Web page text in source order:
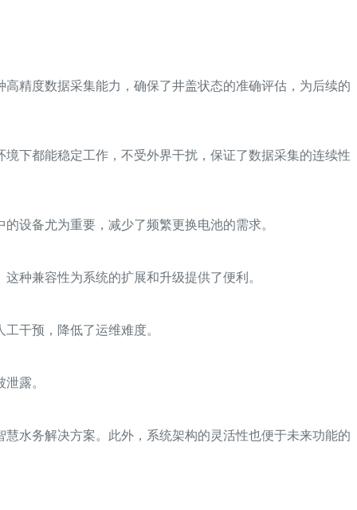
精度数据采集能力，确保了井盖状态的准确评估，为后续的
下都能稳定工作，不受外界干扰，保证了数据采集的连续性
设备尤为重要，减少了频繁更换电池的需求。
种兼容性为系统的扩展和升级提供了便利。
干预，降低了运维难度。
露。
水务解决方案。此外，系统架构的灵活性也便于未来功能的